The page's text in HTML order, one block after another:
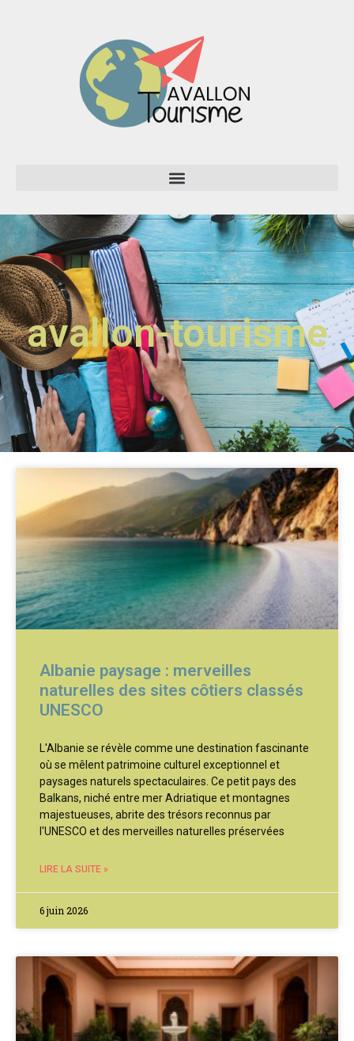
avallon-tourisme
Albanie paysage : merveilles
naturelles des sites côtiers classés
UNESCO
L'Albanie se révèle comme une destination fascinante
où se mêlent patrimoine culturel exceptionnel et
paysages naturels spectaculaires. Ce petit pays des
Balkans, niché entre mer Adriatique et montagnes
majestueuses, abrite des trésors reconnus par
l'UNESCO et des merveilles naturelles préservées
LIRE LA SUITE »
6 juin 2026